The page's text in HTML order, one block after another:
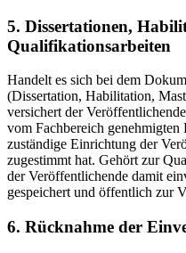
5. Dissertationen,
Qualifikationsarbeiten
Handelt es sich bei dem
(Dissertation, Habilitation,
versichert der
vom Fachbereich genehmigten
zuständige Einrichtung der
zugestimmt hat. Gehört zur
der Veröffentlichende damit
gespeichert und öffentlich zur
6. Rücknahme der